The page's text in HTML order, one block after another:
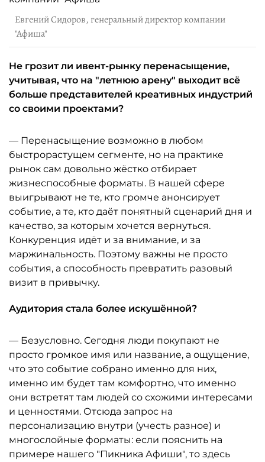
Евгений Сидоров, генеральный директор компании
"Афиша"
Не грозит ли ивент-рынку перенасыщение,
учитывая, что на "летнюю арену" выходит всё
больше представителей креативных индустрий
со своими проектами?
— Перенасыщение возможно в любом
быстрорастущем сегменте, но на практике
рынок сам довольно жёстко отбирает
жизнеспособные форматы. В нашей сфере
выигрывают не те, кто громче анонсирует
событие, а те, кто даёт понятный сценарий дня и
качество, за которым хочется вернуться.
Конкуренция идёт и за внимание, и за
маржинальность. Поэтому важны не просто
события, а способность превратить разовый
визит в привычку.
Аудитория стала более искушённой?
— Безусловно. Сегодня люди покупают не
просто громкое имя или название, а ощущение,
что это событие собрано именно для них,
именно им будет там комфортно, что именно
они встретят там людей со схожими интересами
и ценностями. Отсюда запрос на
персонализацию внутри (учесть разное) и
многослойные форматы: если пояснить на
примере нашего "Пикника Афиши", то здесь